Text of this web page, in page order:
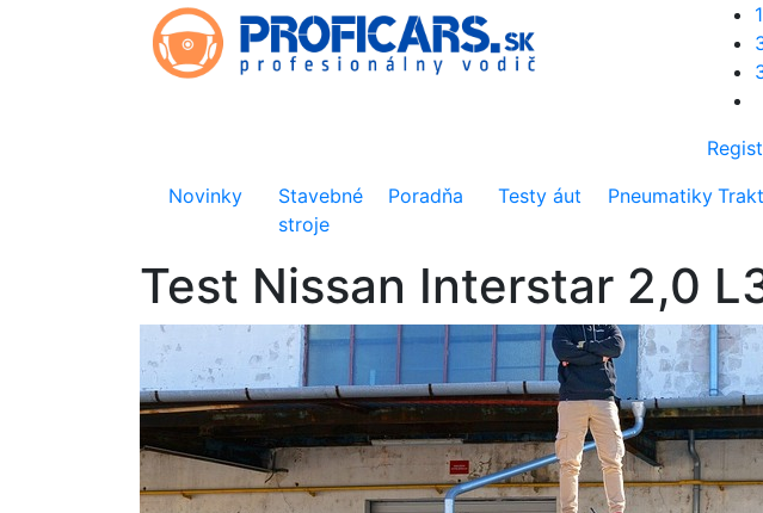
Novinky
Stavebné
stroje
Poradňa Testy áut Pneumatiky
Test Nissan Interstar 2,0